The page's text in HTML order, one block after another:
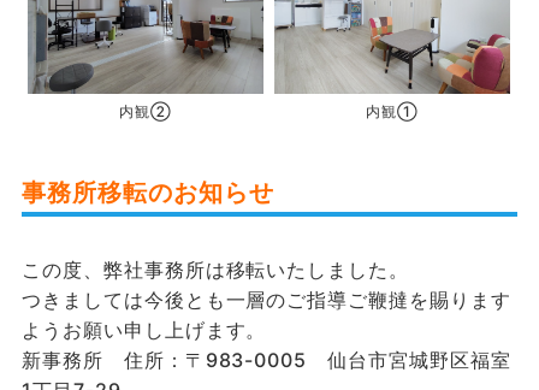
内観①
内観②
事務所移転のお知らせ
この度、弊社事務所は移転いたしました。
つきましては今後とも一層のご指導ご鞭撻を賜ります
ようお願い申し上げます。
新事務所 住所：〒983-0005 仙台市宮城野区福室